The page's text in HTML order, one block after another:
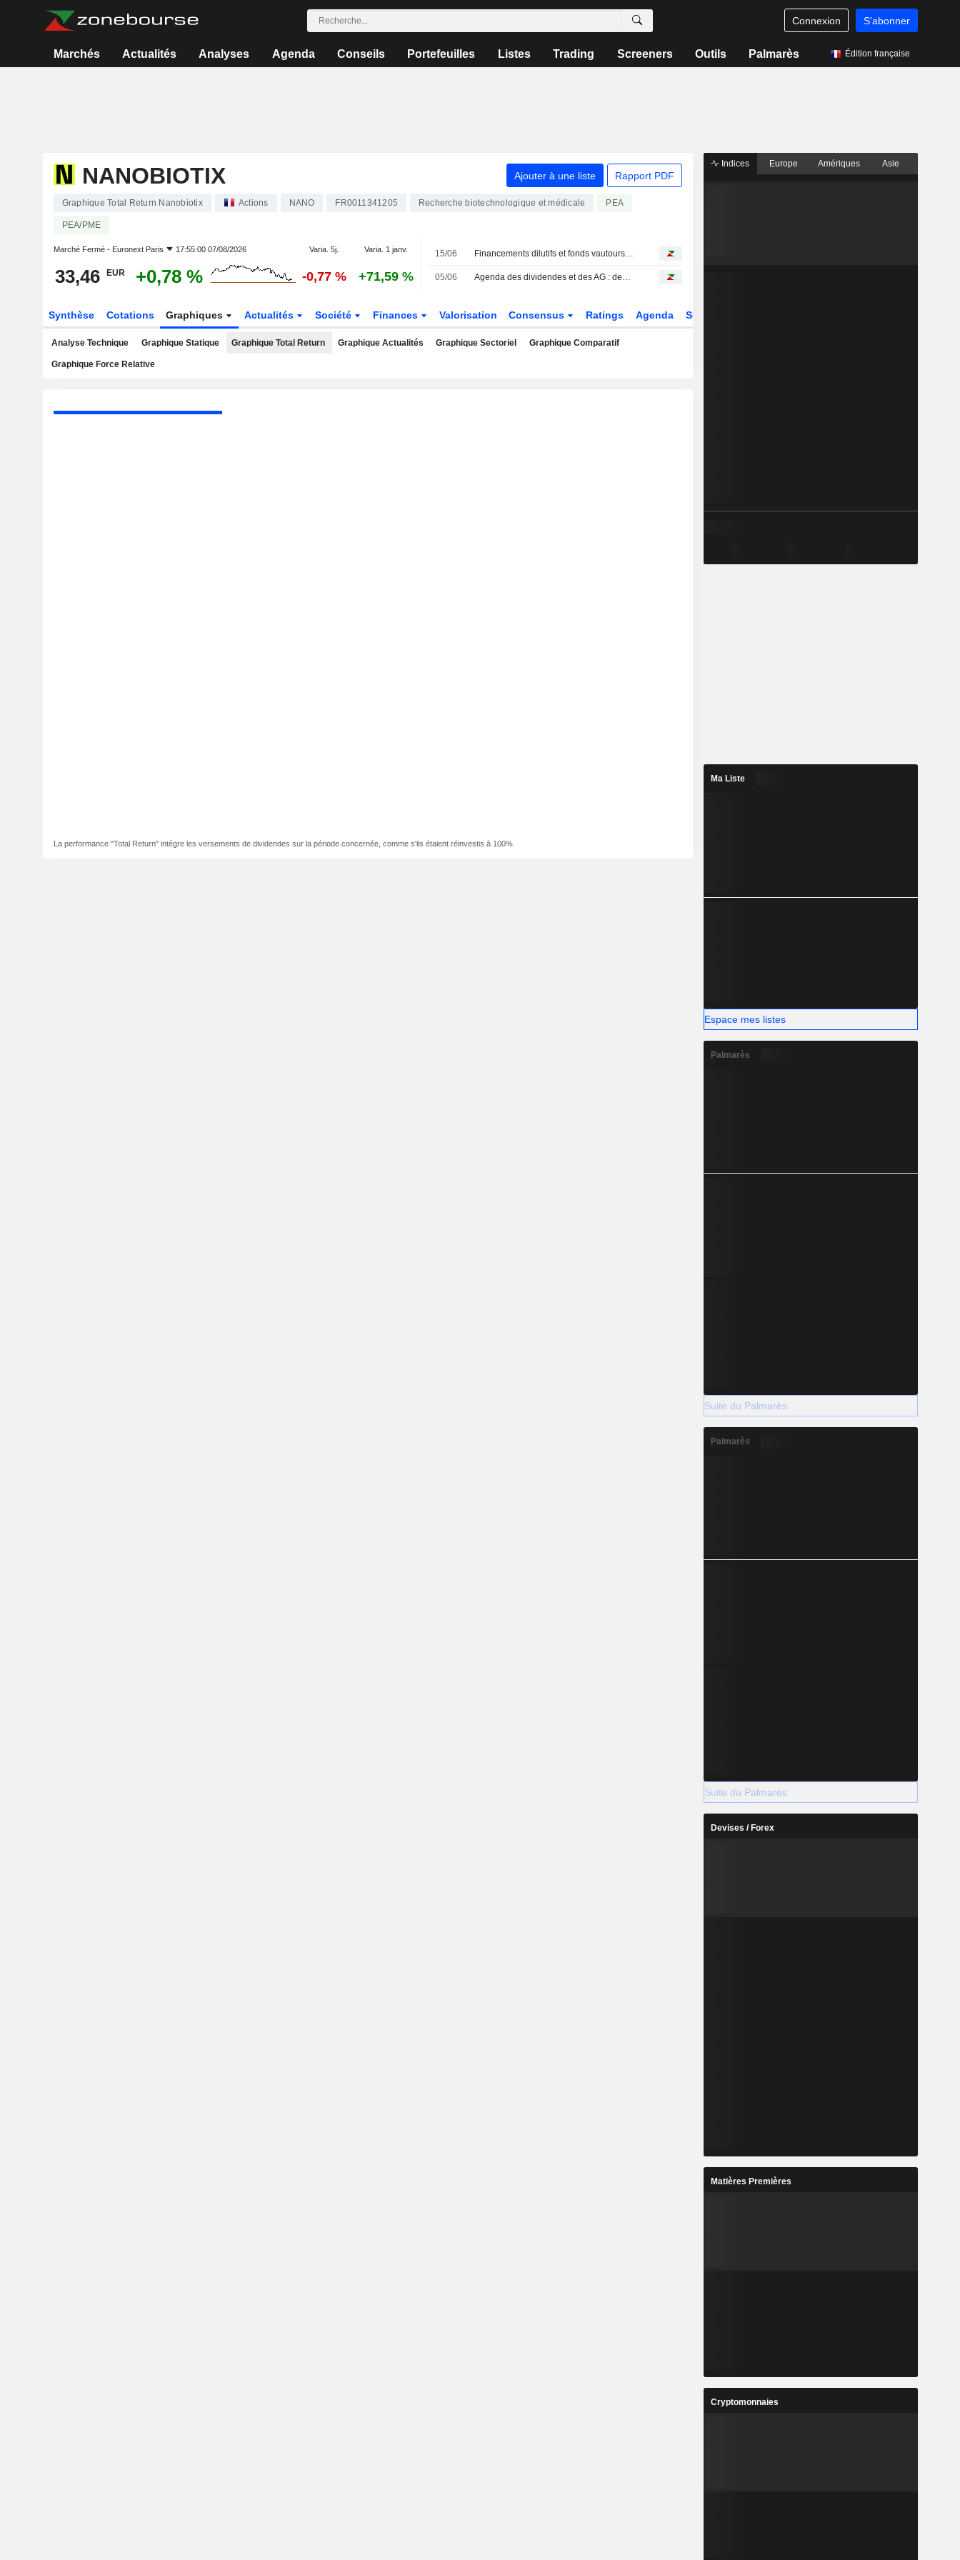
Connexion S'abonner
Marchés Actualités Analyses Agenda Conseils Portefeuilles Listes Trading Screeners Outils Palmarès Édition française
NANOBIOTIX Ajouter à une liste Rapport PDF
Graphique Total Return Nanobiotix Actions NANO FR0011341205 Recherche biotechnologique et médicale PEA
PEA/PME
Marché Fermé - Euronext Paris 17:55:00 07/08/2026 Varia. 5j. Varia. 1 janv.
33,46 EUR +0,78 % -0,77 % +71,59 %
15/06 Financements dilutifs et fonds vautours : le législateur s'en mêle enfin
05/06 Agenda des dividendes et des AG : des coupons chez Saint-Gobain et Orange
Synthèse Cotations Graphiques Actualités Société Finances Valorisation Consensus Ratings Agenda Secteur
Analyse Technique Graphique Statique Graphique Total Return Graphique Actualités Graphique Sectoriel Graphique Comparatif
Graphique Force Relative
La performance "Total Return" intègre les versements de dividendes sur la période concernée, comme s'ils étaient réinvestis à 100%.
Indices Europe Amériques Asie
Ma Liste
Espace mes listes
Palmarès
Suite du Palmarès
Palmarès
Suite du Palmarès
Devises / Forex
Matières Premières
Cryptomonnaies